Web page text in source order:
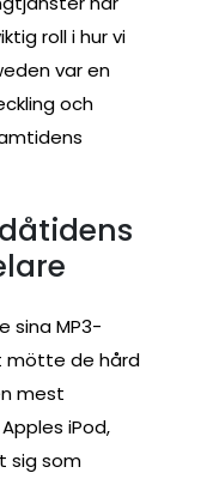
roll i hur vi
var en
och
sina MP3-
mötte de hård
mest
iPod,
sig som